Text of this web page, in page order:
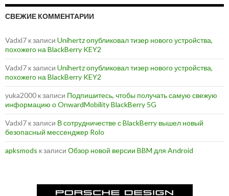
СВЕЖИЕ КОММЕНТАРИИ
Vadxl7 к записи Unihertz опубликовал тизер нового устройства,
похожего на BlackBerry KEY2
Vadxl7 к записи Unihertz опубликовал тизер нового устройства,
похожего на BlackBerry KEY2
yuka2000 к записи Подпишитесь, чтобы получать самую свежую
информацию о OnwardMobility BlackBerry 5G
Vadxl7 к записи В сотрудничестве с BlackBerry вышел новый
безопасный мессенджер Rolo
apksmods к записи Обзор новой версии BBM для Android